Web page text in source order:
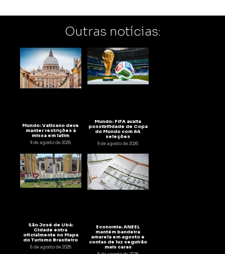
Outras notícias:
Mundo: Vaticano deve
manter restrições à
missa em latim
9 de agosto de 2026
Mundo: FIFA avalia
possibilidade de Copa
do Mundo com 64
seleções
9 de agosto de 2026
São José de Ubá:
Cidade entra
oficialmente no Mapa
do Turismo Brasileiro
8 de agosto de 2026
Economia: ANEEL
mantém bandeira
amarela em agosto e
contas de luz seguirão
mais caras